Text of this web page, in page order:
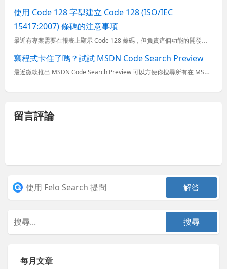
使用 Code 128 字型建立 Code 128 (ISO/IEC
15417:2007) 條碼的注意事項
最近有專案需要在報表上顯示 Code 128 條碼，但負責這個功能的開發人員會遇到特定文字產生的條碼無法被掃描/辨識的問題。由於我之前沒有親手處理過 Code 128 條碼，所以藉此研究了一下 Cod
寫程式卡住了嗎？試試 MSDN Code Search Preview
最近微軟推出 MSDN Code Search Preview 可以方便你搜尋所有在 MSDN Library、MSDN Code Gallery 以及 CodePlex 中出現的範例程式(Sampl...
留言評論
每月文章